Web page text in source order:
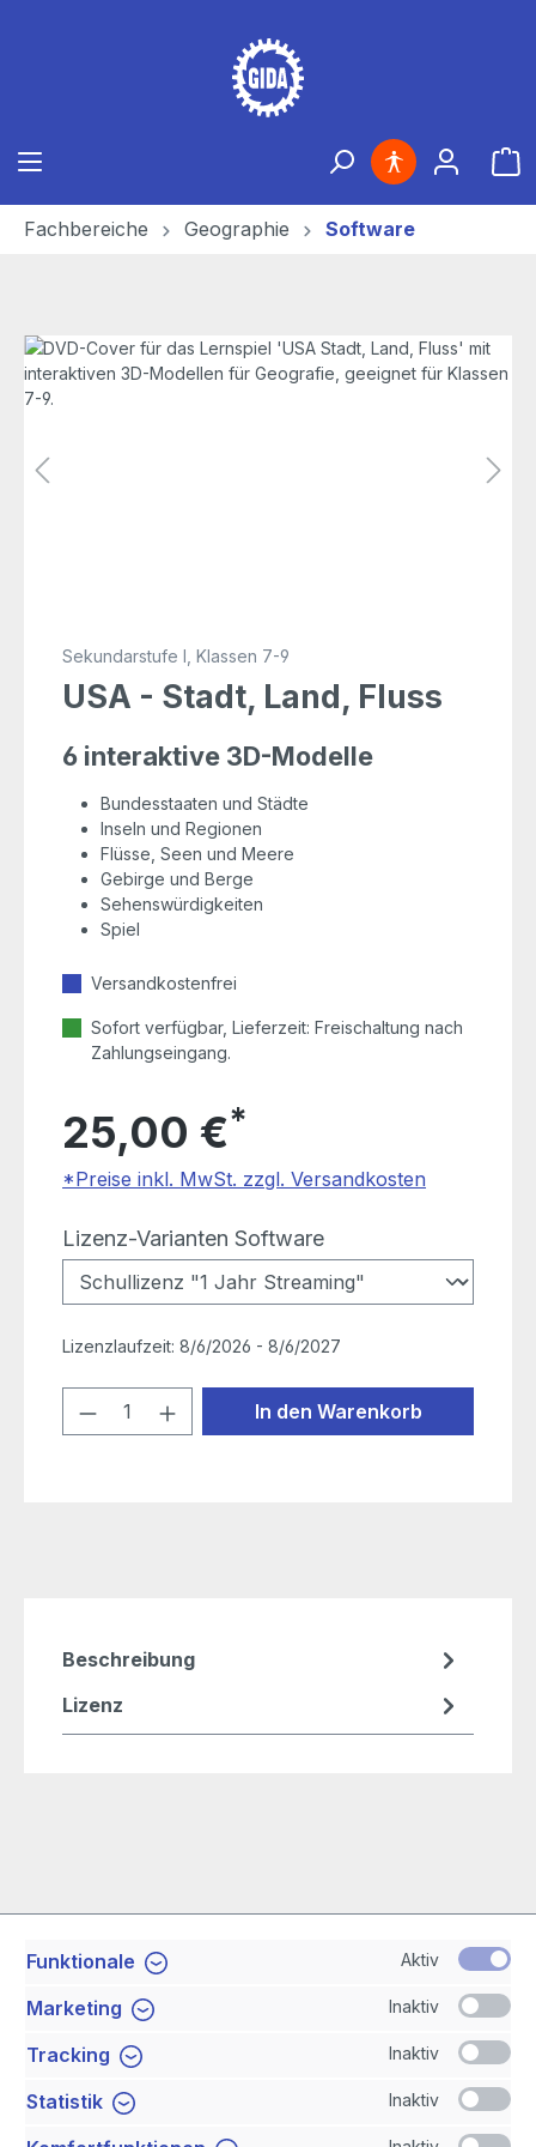
Fachbereiche Geographie Software
Bildergalerie überspringen
Sekundarstufe I, Klassen 7-9
USA - Stadt, Land, Fluss
6 interaktive 3D-Modelle
Bundesstaaten und Städte
Inseln und Regionen
Flüsse, Seen und Meere
Gebirge und Berge
Sehenswürdigkeiten
Spiel
Versandkostenfrei
Sofort verfügbar, Lieferzeit: Freischaltung nach
Zahlungseingang.
25,00 €*
*Preise inkl. MwSt. zzgl. Versandkosten
Lizenz-Varianten Softwareauswählen
Lizenzlaufzeit:8/6/2026 - 8/6/2027
Produkt Anzahl: Gib den
In den Warenkorb
Beschreibung
Lizenz
Service-Hotline
Shop Service
Newsletter
Funktionale Aktiv
Marketing Inaktiv
Tracking Inaktiv
Statistik Inaktiv